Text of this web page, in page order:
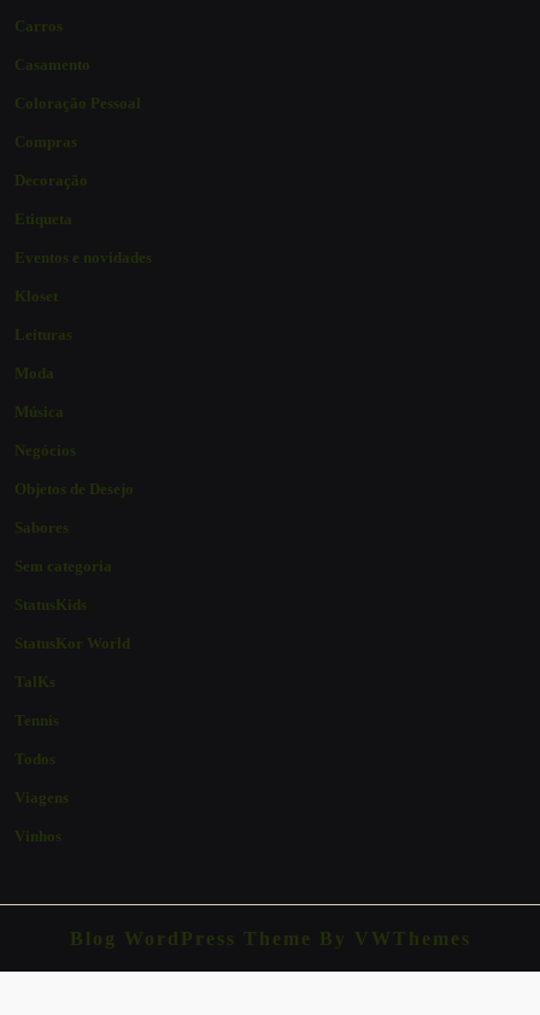
Carros
Casamento
Coloração Pessoal
Compras
Decoração
Etiqueta
Eventos e novidades
Kloset
Leituras
Moda
Música
Negócios
Objetos de Desejo
Sabores
Sem categoria
StatusKids
StatusKor World
TalKs
Tennis
Todos
Viagens
Vinhos
Blog WordPress Theme By VWThemes